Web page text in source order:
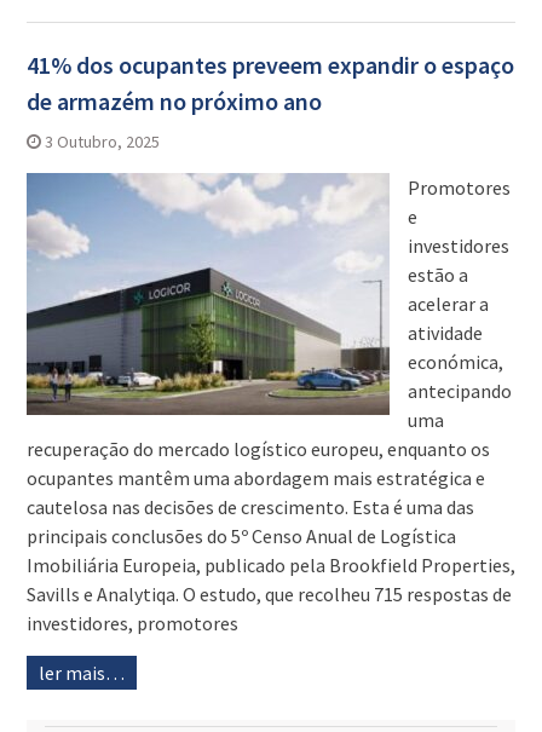
41% dos ocupantes preveem expandir o espaço
de armazém no próximo ano
3 Outubro, 2025
Promotores
e
investidores
estão a
acelerar a
atividade
económica,
antecipando
uma
recuperação do mercado logístico europeu, enquanto os
ocupantes mantêm uma abordagem mais estratégica e
cautelosa nas decisões de crescimento. Esta é uma das
principais conclusões do 5º Censo Anual de Logística
Imobiliária Europeia, publicado pela Brookfield Properties,
Savills e Analytiqa. O estudo, que recolheu 715 respostas de
investidores, promotores
ler mais…